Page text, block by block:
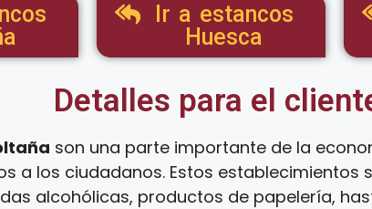
Ir a estancos
Huesca
Detalles para el
son una parte importante de la
a los ciudadanos. Estos
alcohólicas, productos de papelería,